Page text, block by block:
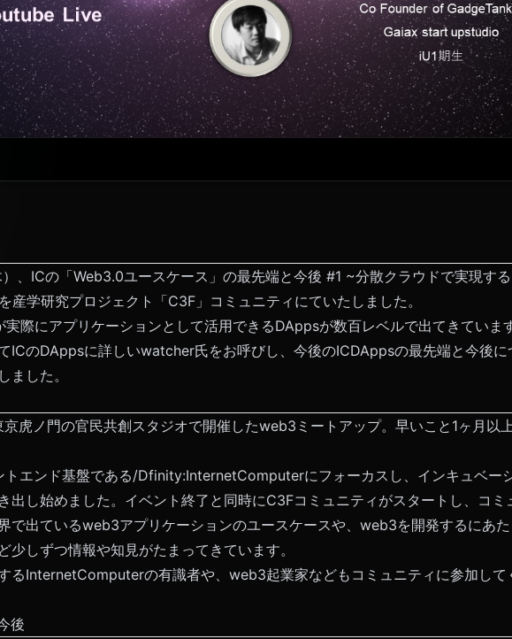
、ICの「Web3.0ユースケース」の最先端と今後 #1 ~分散クラウドで実現す
産学研究プロジェクト「C3F」コミュニティにていたしました。
際にアプリケーションとして活用できるDAppsが数百レベルで出てきていま
ICのDAppsに詳しいwatcher氏をお呼びし、今後のICDAppsの最先端と今後に
ました。
虎ノ門の官民共創スタジオで開催したweb3ミートアップ。早いこと1ヶ月以
エンド基盤である/Dfinity:InternetComputerにフォーカスし、インキュベー
出し始めました。イベント終了と同時にC3Fコミュニティがスタートし、コミ
で出ているweb3アプリケーションのユースケースや、web3を開発するにあた
少しずつ情報や知見がたまってきています。
るInternetComputerの有識者や、web3起業家などもコミュニティに参加して
後